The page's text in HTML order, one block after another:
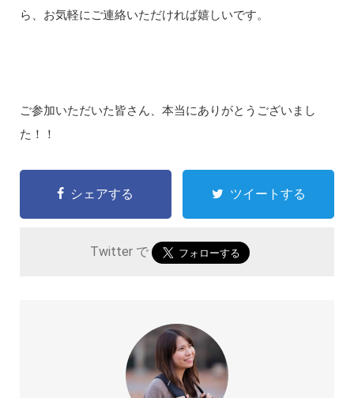
ら、お気軽にご連絡いただければ嬉しいです。
ご参加いただいた皆さん、本当にありがとうございまし
た！！
シェアする ツイートする
Twitter で